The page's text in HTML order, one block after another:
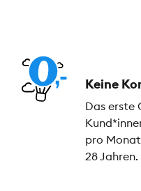
Keine
Das erste
pro
28 Jahren.